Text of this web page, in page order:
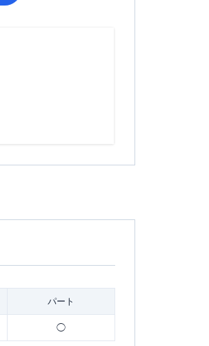
パート
◯